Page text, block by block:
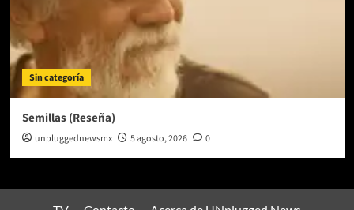
Sin categoría
Semillas (Reseña)
unpluggednewsmx 5 agosto, 2026 0